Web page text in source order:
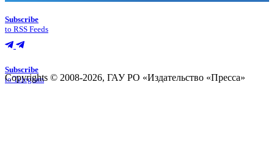
Subscribe
to RSS Feeds
Subscribe
to Telegram
Copyrights © 2008-2026, ГАУ РО «Издательство «Пресса»